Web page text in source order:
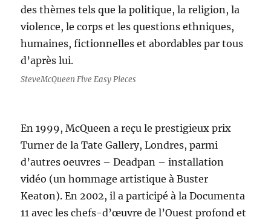
des thèmes tels que la politique, la religion, la
violence, le corps et les questions ethniques,
humaines, fictionnelles et abordables par tous
d’après lui.
SteveMcQueen Five Easy Pieces
En 1999, McQueen a reçu le prestigieux prix
Turner de la Tate Gallery, Londres, parmi
d’autres oeuvres – Deadpan – installation
vidéo (un hommage artistique à Buster
Keaton). En 2002, il a participé à la Documenta
11 avec les chefs-d’œuvre de l’Ouest profond et